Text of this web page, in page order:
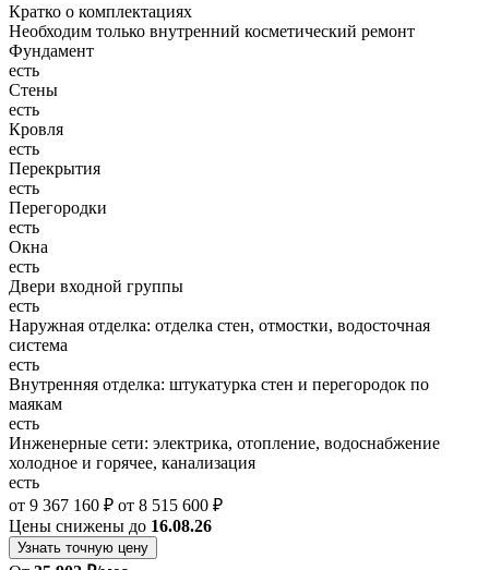
Кратко о комплектациях
Необходим только внутренний косметический ремонт
Фундамент
есть
Стены
есть
Кровля
есть
Перекрытия
есть
Перегородки
есть
Окна
есть
Двери входной группы
есть
Наружная отделка: отделка стен, отмостки, водосточная
система
есть
Внутренняя отделка: штукатурка стен и перегородок по
маякам
есть
Инженерные сети: электрика, отопление, водоснабжение
холодное и горячее, канализация
есть
от 9 367 160 ₽ от 8 515 600 ₽
Цены снижены до 16.08.26
Узнать точную цену